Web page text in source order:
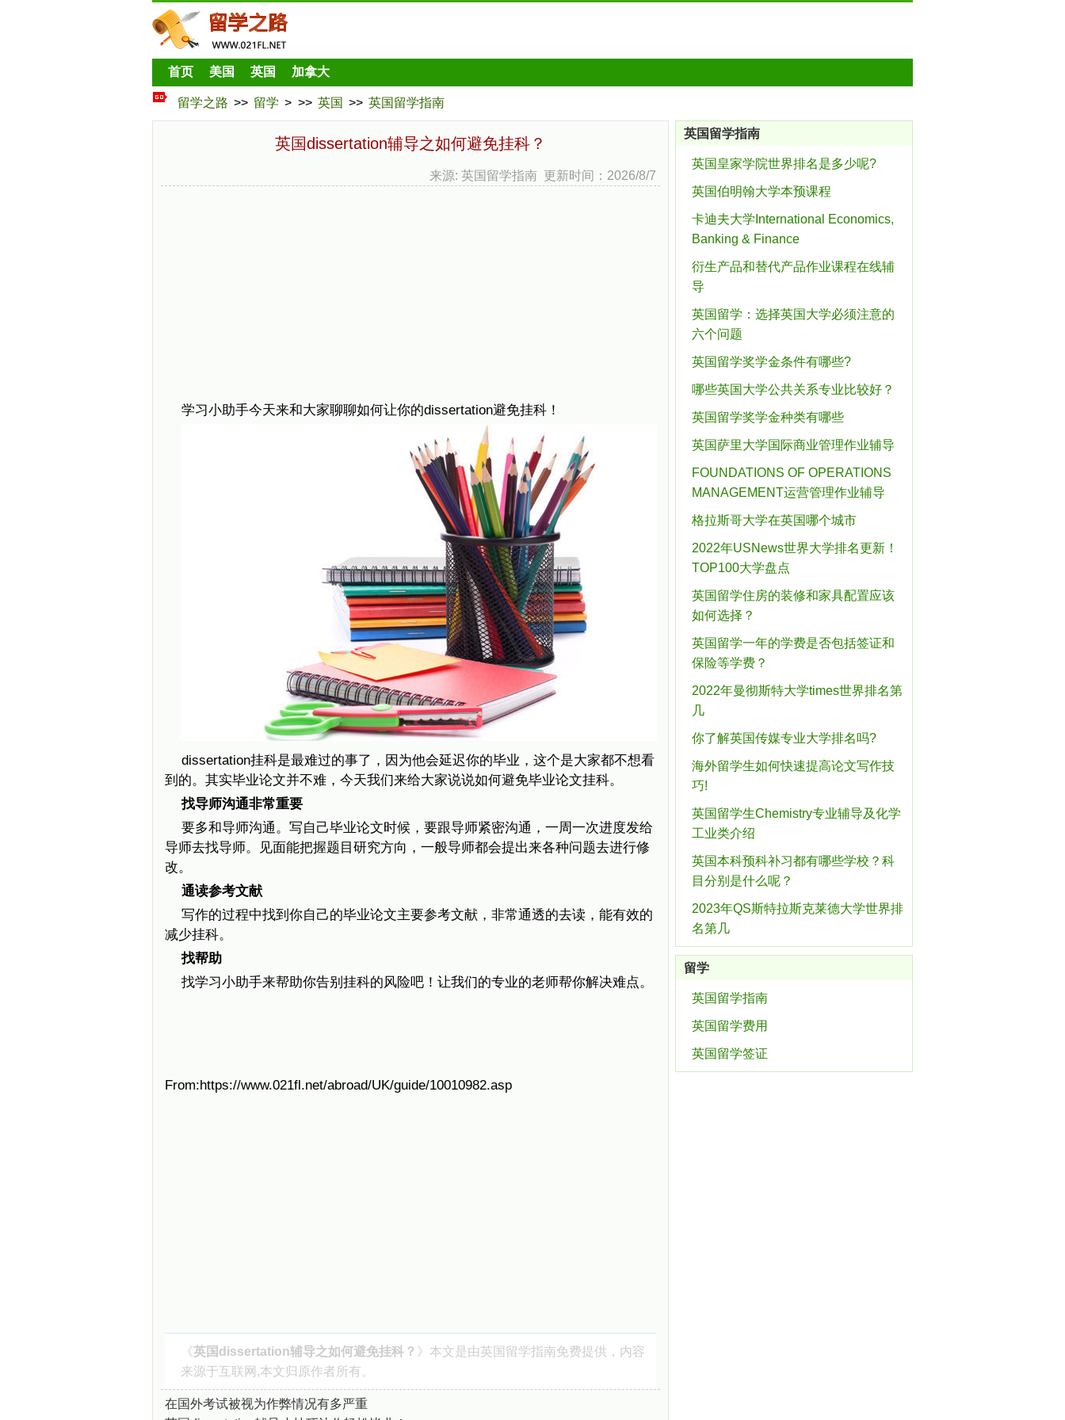
首页 美国 英国 加拿大
留学之路 >> 留学 > >> 英国 >> 英国留学指南
英国dissertation辅导之如何避免挂科？
来源: 英国留学指南 更新时间：2026/8/7
学习小助手今天来和大家聊聊如何让你的dissertation避免挂科！
dissertation挂科是最难过的事了，因为他会延迟你的毕业，这个是大家都不想看
到的。其实毕业论文并不难，今天我们来给大家说说如何避免毕业论文挂科。
找导师沟通非常重要
要多和导师沟通。写自己毕业论文时候，要跟导师紧密沟通，一周一次进度发给
导师去找导师。见面能把握题目研究方向，一般导师都会提出来各种问题去进行修
改。
通读参考文献
写作的过程中找到你自己的毕业论文主要参考文献，非常通透的去读，能有效的
减少挂科。
找帮助
找学习小助手来帮助你告别挂科的风险吧！让我们的专业的老师帮你解决难点。
From:https://www.021fl.net/abroad/UK/guide/10010982.asp
《英国dissertation辅导之如何避免挂科？ 》本文是由英国留学指南免费提供，内容
来源于互联网,本文归原作者所有。
在国外考试被视为作弊情况有多严重
英国留学指南
英国皇家学院世界排名是多少呢?
英国伯明翰大学本预课程
卡迪夫大学International Economics,
Banking & Finance
衍生产品和替代产品作业课程在线辅
导
英国留学：选择英国大学必须注意的
六个问题
英国留学奖学金条件有哪些?
哪些英国大学公共关系专业比较好？
英国留学奖学金种类有哪些
英国萨里大学国际商业管理作业辅导
FOUNDATIONS OF OPERATIONS
MANAGEMENT运营管理作业辅导
格拉斯哥大学在英国哪个城市
2022年USNews世界大学排名更新！
TOP100大学盘点
英国留学住房的装修和家具配置应该
如何选择？
英国留学一年的学费是否包括签证和
保险等学费？
2022年曼彻斯特大学times世界排名第
几
你了解英国传媒专业大学排名吗?
海外留学生如何快速提高论文写作技
巧!
英国留学生Chemistry专业辅导及化学
工业类介绍
英国本科预科补习都有哪些学校？科
目分别是什么呢？
2023年QS斯特拉斯克莱德大学世界排
名第几
留学
英国留学指南
英国留学费用
英国留学签证